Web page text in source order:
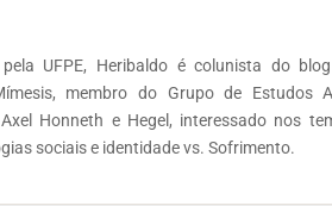
UFPE, Heribaldo é colunista do
membro do Grupo de Estudos
Honneth e Hegel, interessado nos
sociais e identidade vs. Sofrimento.